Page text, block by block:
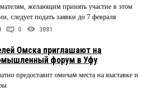
желающим принять участие в этом
следует подать заявки до 7 февраля
0 3881
Омска приглашают на
форум в Уфу
предоставит омичам места на выставке и